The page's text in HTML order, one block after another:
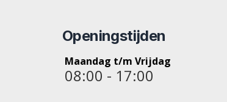
Openingstijden
Maandag t/m Vrijdag
08:00 - 17:00